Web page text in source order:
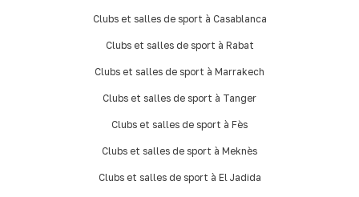
Clubs et salles de sport à Casablanca
Clubs et salles de sport à Rabat
Clubs et salles de sport à Marrakech
Clubs et salles de sport à Tanger
Clubs et salles de sport à Fès
Clubs et salles de sport à Meknès
Clubs et salles de sport à El Jadida